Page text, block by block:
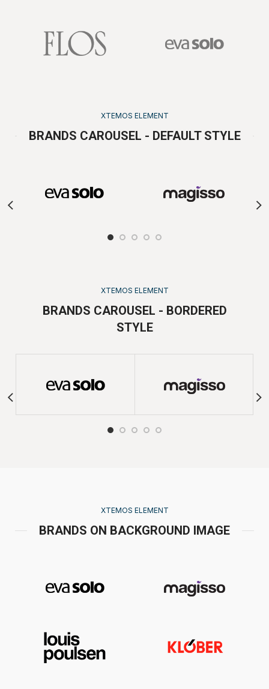
XTEMOS ELEMENT
BRANDS CAROUSEL - DEFAULT STYLE
XTEMOS ELEMENT
BRANDS CAROUSEL - BORDERED
STYLE
XTEMOS ELEMENT
BRANDS ON BACKGROUND IMAGE